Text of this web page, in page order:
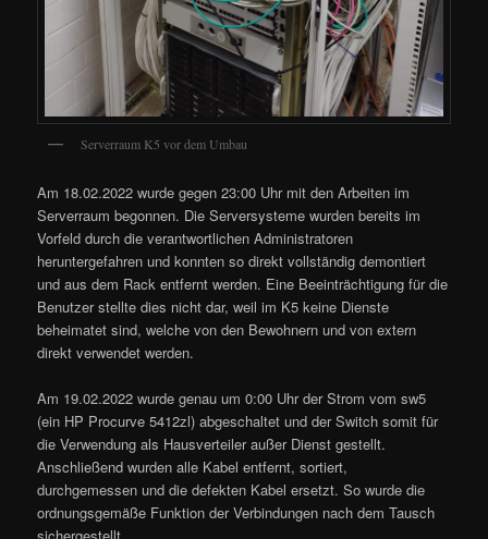
Serverraum K5 vor dem Umbau
Am 18.02.2022 wurde gegen 23:00 Uhr mit den Arbeiten im
Serverraum begonnen. Die Serversysteme wurden bereits im
Vorfeld durch die verantwortlichen Administratoren
heruntergefahren und konnten so direkt vollständig demontiert
und aus dem Rack entfernt werden. Eine Beeinträchtigung für die
Benutzer stellte dies nicht dar, weil im K5 keine Dienste
beheimatet sind, welche von den Bewohnern und von extern
direkt verwendet werden.
Am 19.02.2022 wurde genau um 0:00 Uhr der Strom vom sw5
(ein HP Procurve 5412zl) abgeschaltet und der Switch somit für
die Verwendung als Hausverteiler außer Dienst gestellt.
Anschließend wurden alle Kabel entfernt, sortiert,
durchgemessen und die defekten Kabel ersetzt. So wurde die
ordnungsgemäße Funktion der Verbindungen nach dem Tausch